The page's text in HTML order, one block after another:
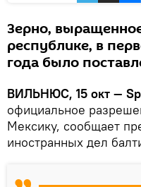
Зерно,
республике, в
года было
ВИЛЬНЮС, 15 окт —
официальное
Мексику, сообщает
иностранных дел